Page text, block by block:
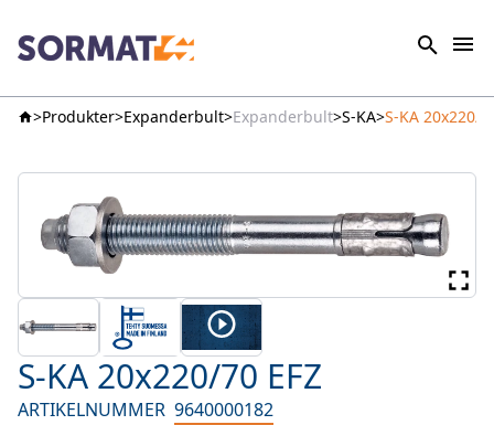
Produkter Expanderbult Expanderbult S-KA S-KA 20x220/
S-KA 20x220/70 EFZ
ARTIKELNUMMER 9640000182